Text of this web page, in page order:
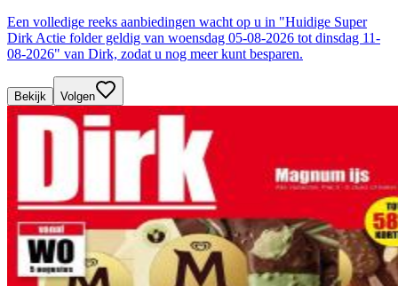
Een volledige reeks aanbiedingen wacht op u in "Huidige Super
Dirk Actie folder geldig van woensdag 05-08-2026 tot dinsdag 11-
08-2026" van Dirk, zodat u nog meer kunt besparen.
Bekijk Volgen